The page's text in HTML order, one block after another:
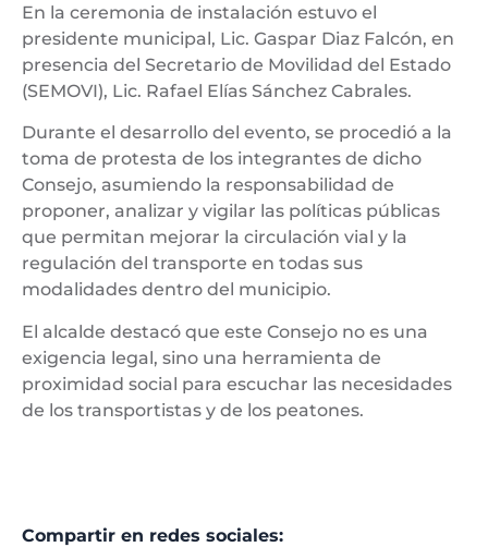
En la ceremonia de instalación estuvo el
presidente municipal, Lic. Gaspar Diaz Falcón, en
presencia del Secretario de Movilidad del Estado
(SEMOVI), Lic. Rafael Elías Sánchez Cabrales.
Durante el desarrollo del evento, se procedió a la
toma de protesta de los integrantes de dicho
Consejo, asumiendo la responsabilidad de
proponer, analizar y vigilar las políticas públicas
que permitan mejorar la circulación vial y la
regulación del transporte en todas sus
modalidades dentro del municipio.
El alcalde destacó que este Consejo no es una
exigencia legal, sino una herramienta de
proximidad social para escuchar las necesidades
de los transportistas y de los peatones.
Compartir en redes sociales: